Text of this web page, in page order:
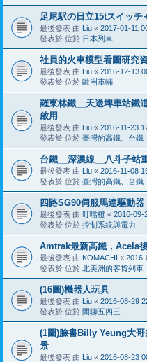
足尾駅の日立15tスイッチ
最後發表 由 Liu « 2017-01-11
發表於 位於 日本列車
社員的火車模型看圖研究
最後發表 由 Liu « 2016-12-13
發表於 位於 歐洲車輛
羅東林鐵__天送埤車站鐵
啟用
最後發表 由 Liu « 2016-11-23
發表於 位於 臺灣的高鐵、台鐵
台鐵__深澳線__八斗子站
最後發表 由 Liu « 2016-11-08
發表於 位於 臺灣的高鐵、台鐵
四路SG90伺服馬達驅動器
最後發表 由 叮噹橙 « 2016-09-
發表於 位於 控制系統與電力
Amtrak最新高鐵，Acela
最後發表 由 KOMACHI « 2016-
發表於 位於 北美洲的客貨列車
(16圖)機器人玩具
最後發表 由 Liu « 2016-08-29
發表於 位於 閒聊五四三
(1圖)臉書Billy Yeung大哥
景
最後發表 由 Liu « 2016-08-23